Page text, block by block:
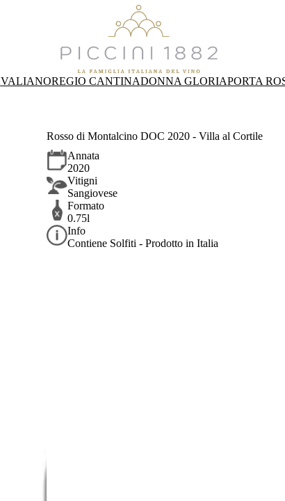
VALIANOREGIO CANTINADONNA GLORIAPORTA
Rosso di Montalcino DOC 2020 - Villa al Cortile
Annata
2020
Vitigni
Sangiovese
Formato
0.75l
Info
Contiene Solfiti - Prodotto in Italia